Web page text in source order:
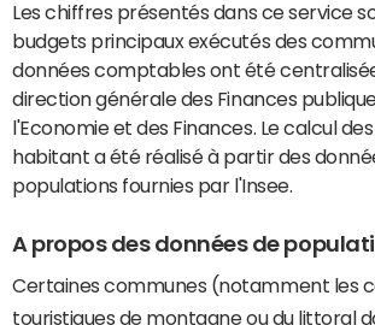
Les chiffres présentés dans ce service
budgets principaux exécutés des
données comptables ont été
direction générale des Finances
l'Economie et des Finances. Le calcul
habitant a été réalisé à partir des
populations fournies par l'Insee.
A propos des données de
Certaines communes (notamment les
touristiques de montagne ou du littoral